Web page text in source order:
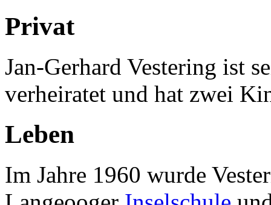
Privat
Jan-Gerhard Vestering ist
verheiratet und hat zwei
Leben
Im Jahre 1960 wurde